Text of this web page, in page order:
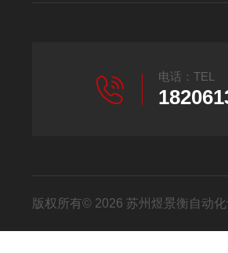
电话：TEL
版权所有© 2026 苏州煜景衡自动